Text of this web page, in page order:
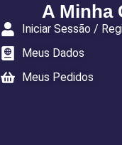
A Minha
Iniciar Sessão /
Meus Dados
Meus Pedidos